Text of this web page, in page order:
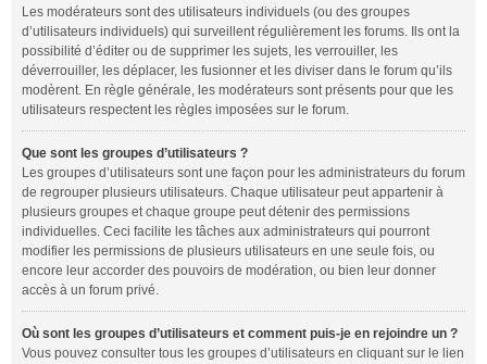
Les modérateurs sont des utilisateurs individuels (ou des groupes
d’utilisateurs individuels) qui surveillent régulièrement les forums. Ils ont la
possibilité d’éditer ou de supprimer les sujets, les verrouiller, les
déverrouiller, les déplacer, les fusionner et les diviser dans le forum qu’ils
modèrent. En règle générale, les modérateurs sont présents pour que les
utilisateurs respectent les règles imposées sur le forum.
Que sont les groupes d’utilisateurs ?
Les groupes d’utilisateurs sont une façon pour les administrateurs du forum
de regrouper plusieurs utilisateurs. Chaque utilisateur peut appartenir à
plusieurs groupes et chaque groupe peut détenir des permissions
individuelles. Ceci facilite les tâches aux administrateurs qui pourront
modifier les permissions de plusieurs utilisateurs en une seule fois, ou
encore leur accorder des pouvoirs de modération, ou bien leur donner
accès à un forum privé.
Où sont les groupes d’utilisateurs et comment puis-je en rejoindre un ?
Vous pouvez consulter tous les groupes d’utilisateurs en cliquant sur le lien